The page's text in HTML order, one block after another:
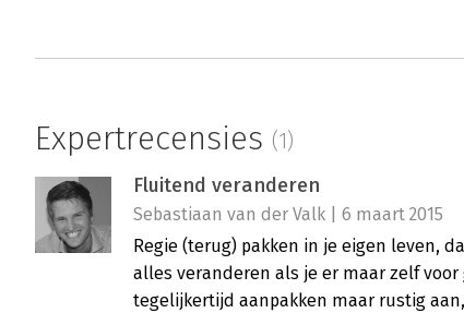
Expertrecensies (1)
Fluitend veranderen
Sebastiaan van der Valk | 6 maart 2015
Regie (terug) pakken in je eigen leven,
alles veranderen als je er maar zelf
tegelijkertijd aanpakken maar rustig